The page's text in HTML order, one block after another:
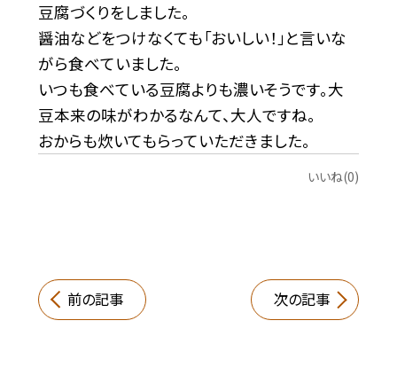
豆腐づくりをしました。
醤油などをつけなくても「おいしい！」と言いな
がら食べていました。
いつも食べている豆腐よりも濃いそうです。大
豆本来の味がわかるなんて、大人ですね。
おからも炊いてもらっていただきました。
いいね(0)
前の記事 次の記事